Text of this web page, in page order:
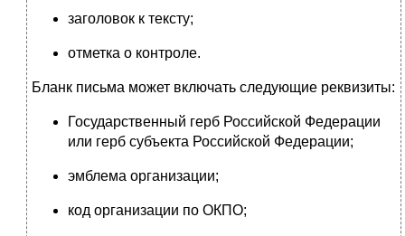
заголовок к тексту;
отметка о контроле.
Бланк письма может включать следующие реквизиты:
Государственный герб Российской Федерации
или герб субъекта Российской Федерации;
эмблема организации;
код организации по ОКПО;